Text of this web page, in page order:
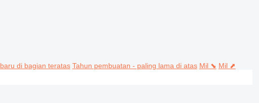
di bagian teratas Tahun pembuatan - paling lama di atas Mil ⬊ Mil ⬈